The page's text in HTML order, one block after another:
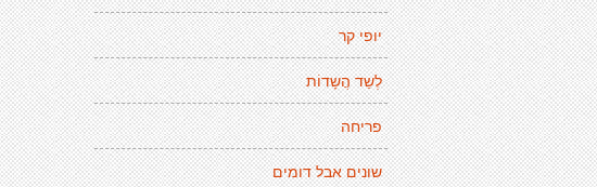
יופי קר
לְשַד הֲשָדוֹת
פריחה
שונים אבל דומים